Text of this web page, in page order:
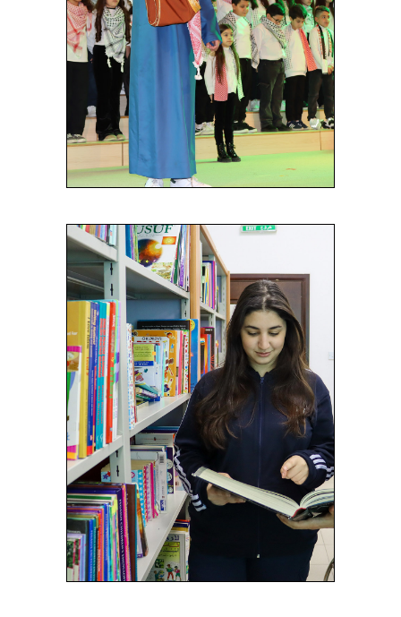
وسيلة قوية للتواصل والتفاعل،
ويساهم في تطوير شخصية الطالب
بشكل شامل.
Read More
المكتبة
تعتبر مكتبة المدارس المستقلة
الدولية قلب المدرسة النابض بالحياة
الأكاديمية حيث تساهم في تحقيق
أهداف المدرسة وخدمة المجتمع من
خلال توفير بيئة محفزة للتعلم
والبحث العلمي. تتميز مكتبتنا بتوفير
مجموعة واسعة من المصادر
المعرفية والخدمات التي تلبي
احتياجات جميع أفراد المجتمع
المدرسي.
Read More